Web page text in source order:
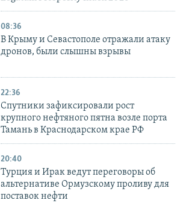
08:36
В Крыму и Севастополе отражали атаку
дронов, были слышны взрывы
22:36
Спутники зафиксировали рост
крупного нефтяного пятна возле порта
Тамань в Краснодарском крае РФ
20:40
Турция и Ирак ведут переговоры об
альтернативе Ормузскому проливу для
поставок нефти